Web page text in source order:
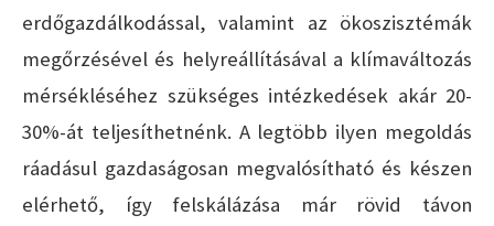
erdőgazdálkodással, valamint az ökoszisztémák
megőrzésével és helyreállításával a klímaváltozás
mérsékléséhez szükséges intézkedések akár 20-
30%-át teljesíthetnénk. A legtöbb ilyen megoldás
ráadásul gazdaságosan megvalósítható és készen
elérhető, így felskálázása már rövid távon